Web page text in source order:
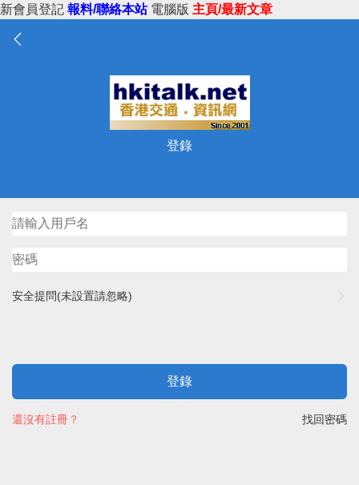
新會員登記 報料/聯絡本站 電腦版 主頁/最新文章
登錄
安全提問(未設置請忽略)
登錄
找回密碼
還沒有註冊？